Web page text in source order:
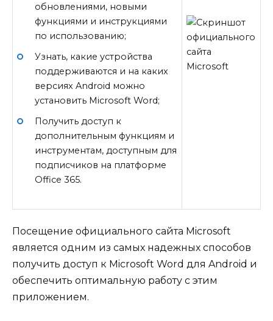
обновлениями, новыми
функциями и инструкциями
по использованию;
Узнать, какие устройства
поддерживаются и на каких
версиях Android можно
установить Microsoft Word;
Получить доступ к
дополнительным функциям и
инструментам, доступным для
подписчиков на платформе
Office 365.
Посещение официального сайта Microsoft
является одним из самых надежных способов
получить доступ к Microsoft Word для Android и
обеспечить оптимальную работу с этим
приложением.